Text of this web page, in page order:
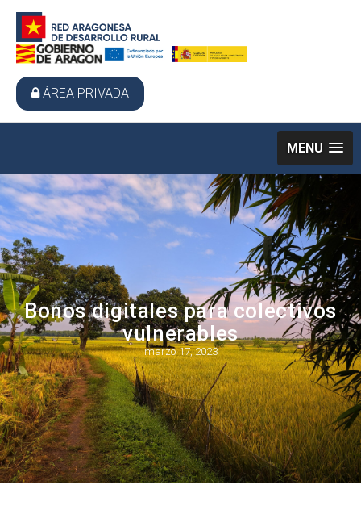
ÁREA PRIVADA
MENU
Bonos digitales para colectivos
vulnerables
marzo 17, 2023